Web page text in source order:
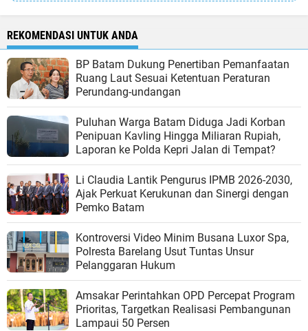
REKOMENDASI UNTUK ANDA
BP Batam Dukung Penertiban Pemanfaatan
Ruang Laut Sesuai Ketentuan Peraturan
Perundang-undangan
Puluhan Warga Batam Diduga Jadi Korban
Penipuan Kavling Hingga Miliaran Rupiah,
Laporan ke Polda Kepri Jalan di Tempat?
Li Claudia Lantik Pengurus IPMB 2026-2030,
Ajak Perkuat Kerukunan dan Sinergi dengan
Pemko Batam
Kontroversi Video Minim Busana Luxor Spa,
Polresta Barelang Usut Tuntas Unsur
Pelanggaran Hukum
Amsakar Perintahkan OPD Percepat Program
Prioritas, Targetkan Realisasi Pembangunan
Lampaui 50 Persen